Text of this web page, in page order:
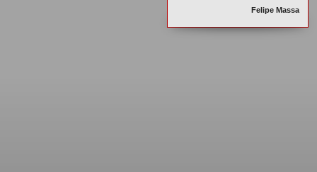
Felipe Massa